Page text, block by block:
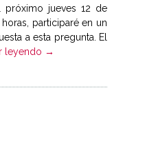
próximo jueves 12 de
participaré en un
a esta pregunta. El
leyendo →